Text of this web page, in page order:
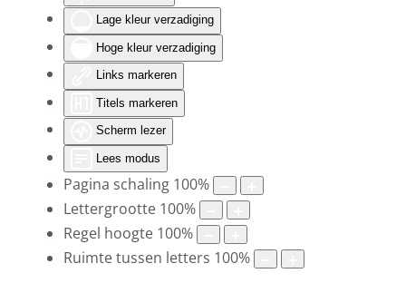
Lage kleur verzadiging
Hoge kleur verzadiging
Links markeren
Titels markeren
Scherm lezer
Lees modus
Pagina schaling 100%
Lettergrootte 100%
Regel hoogte 100%
Ruimte tussen letters 100%